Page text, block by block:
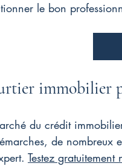
le bon
immobilier
du crédit
de nombreux
Testez